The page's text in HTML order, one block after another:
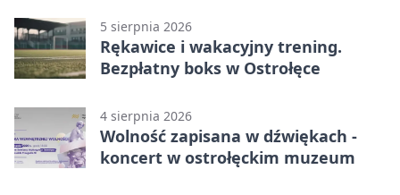
5 sierpnia 2026
Rękawice i wakacyjny trening.
Bezpłatny boks w Ostrołęce
4 sierpnia 2026
Wolność zapisana w dźwiękach -
koncert w ostrołęckim muzeum